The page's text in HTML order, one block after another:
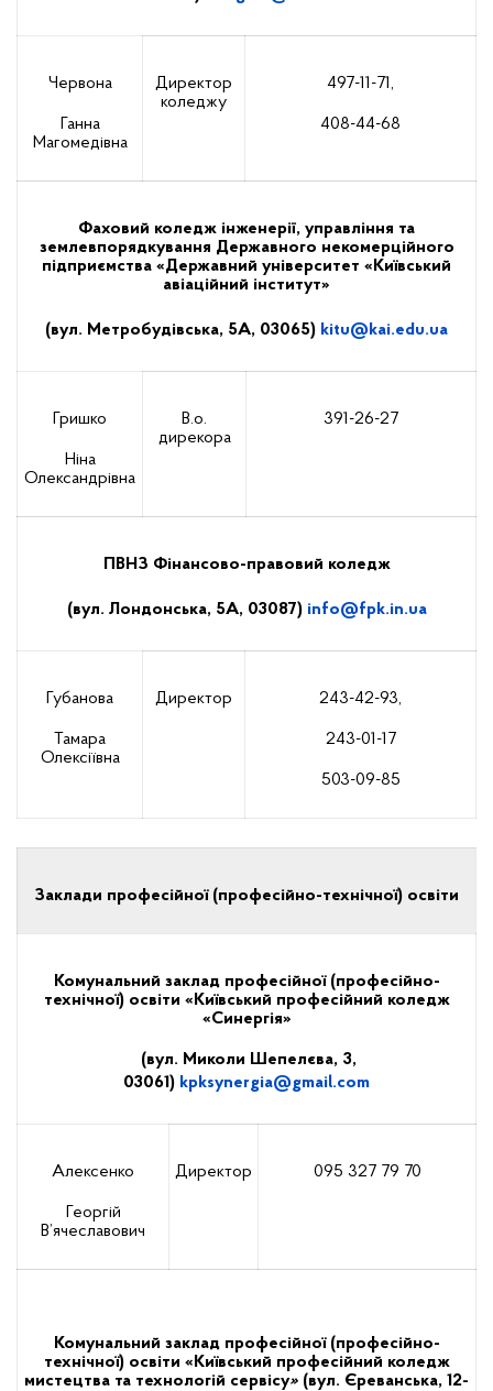
Червона
Ганна
Магомедівна
Директор
коледжу
497-11-71,
408-44-68
Фаховий коледж інженерії, управління та
землевпорядкування Державного некомерційного
підприємства «Державний університет «Київський
авіаційний інститут»
(вул. Метробудівська, 5А, 03065) kitu@kai.edu.ua
Гришко
Ніна
Олександрівна
В.о.
дирекора
391-26-27
ПВНЗ Фінансово-правовий коледж
(вул. Лондонська, 5А, 03087) info@fpk.in.ua
Губанова
Тамара
Олексіївна
Директор 243-42-93,
243-01-17
503-09-85
Заклади професійної (професійно-технічної) освіти
Комунальний заклад професійної (професійно-
технічної) освіти «Київський професійний коледж
«Синергія»
(вул. Миколи Шепелєва, 3,
03061) kpksynergia@gmail.com
Алексенко
Георгій
В’ячеславович
Директор 095 327 79 70
Комунальний заклад професійної (професійно-
технічної) освіти «Київський професійний коледж
мистецтва та технологій сервісу» (вул. Єреванська, 12-